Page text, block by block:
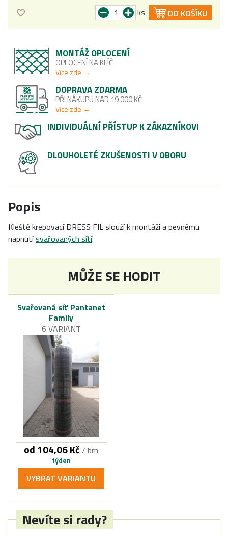
ks
DO KOŠÍKU
MONTÁŽ OPLOCENÍ
OPLOCENÍ NA KLÍČ
Více zde →
DOPRAVA ZDARMA
PŘI NÁKUPU NAD 19 000 KČ
Více zde →
INDIVIDUÁLNÍ PŘÍSTUP K ZÁKAZNÍKOVI
DLOUHOLETÉ ZKUŠENOSTI V OBORU
Popis
Kleště krepovací DRESS FIL slouží k montáži a pevnému
napnutísvařovaných sítí.
MŮŽE SE HODIT
Svařovaná síť Pantanet
Family
6 VARIANT
od 104,06 Kč / bm
týden
VYBRAT VARIANTU
Nevíte si rady?